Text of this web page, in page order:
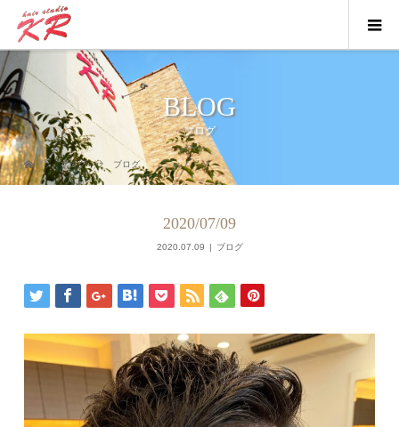
BLOG
ブログ
ブログ ブログ
2020/07/09
2020.07.09 ブログ